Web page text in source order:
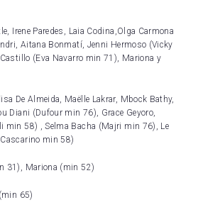
Irene Paredes, Laia Codina,Olga Carmona
Aitana Bonmatí, Jenni Hermoso (Vicky
(Eva Navarro min 71), Mariona y
De Almeida, Maëlle Lakrar, Mbock Bathy,
Diani (Dufour min 76), Grace Geyoro,
min 58) , Selma Bacha (Majri min 76), Le
min 58)
31), Mariona (min 52)
65)